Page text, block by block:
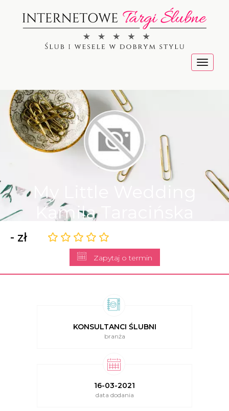
Menu
My Little Wedding
Kamila Taracińska
- zł
Zapytaj o termin
KONSULTANCI ŚLUBNI
branża
16-03-2021
data dodania